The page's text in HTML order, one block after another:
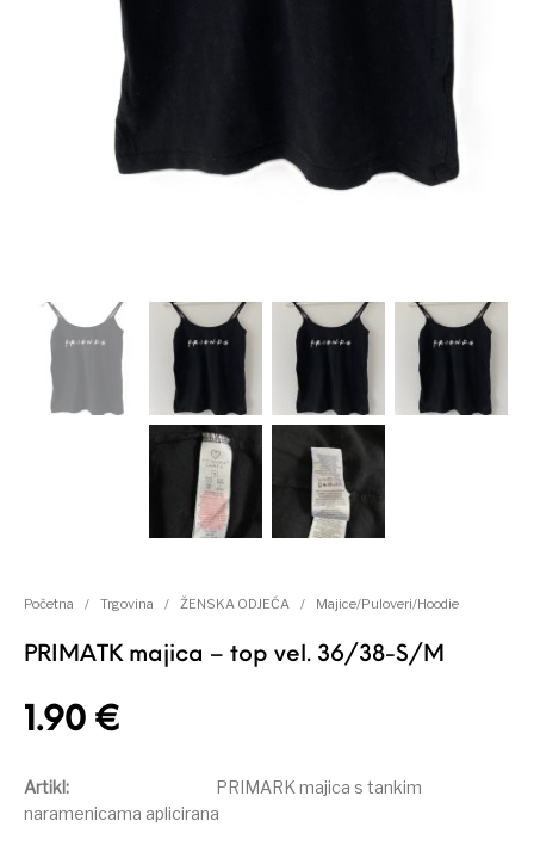
Kategorije proizvoda
Početna / Trgovina / ŽENSKA ODJEĆA / Majice/Puloveri/Hoodie
PRIMATK majica – top vel. 36/38-S/M
1.90€
Artikl: PRIMARK majica s tankim
naramenicama aplicirana